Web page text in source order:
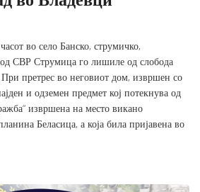
во село Банско, струмичко,
СВР Струмица го лишиле од слобода
претрес во неговиот дом, извршен со
и одземен предмет кој потекнува од
извршена на место викано
Беласица, а која била пријавена во